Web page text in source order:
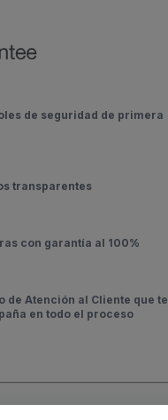
de seguridad de primera
transparentes
con garantía al 100%
de Atención al Cliente que te
en todo el proceso